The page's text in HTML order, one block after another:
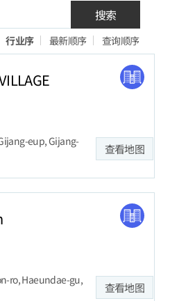
搜索
行业序 最新顺序 查询顺序
eup, Gijang-
查看地图
ro, Haeundae-gu,
查看地图